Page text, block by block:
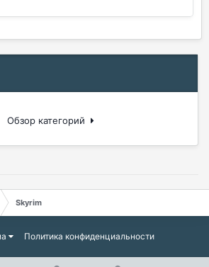
Обзор категорий
Skyrim
Политика конфиденциальности